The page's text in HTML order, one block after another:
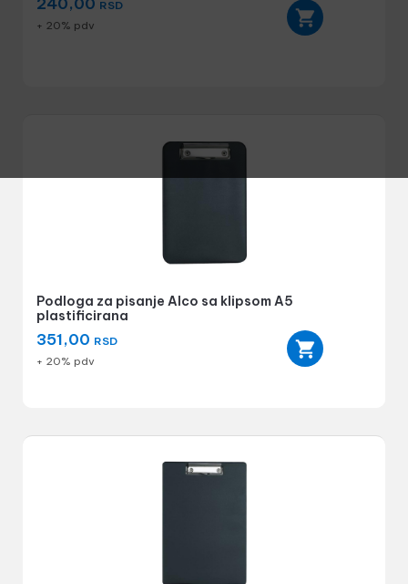
RSD
+ 20% pdv
Podloga za pisanje Alco sa klipsom A5
plastificirana
351,00 RSD
+ 20% pdv